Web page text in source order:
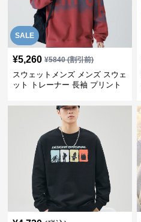
SALE
¥5,260 ¥5840(割引前)
スウェットメンズ メンズ スウェ
ット トレーナー 長袖 プリント